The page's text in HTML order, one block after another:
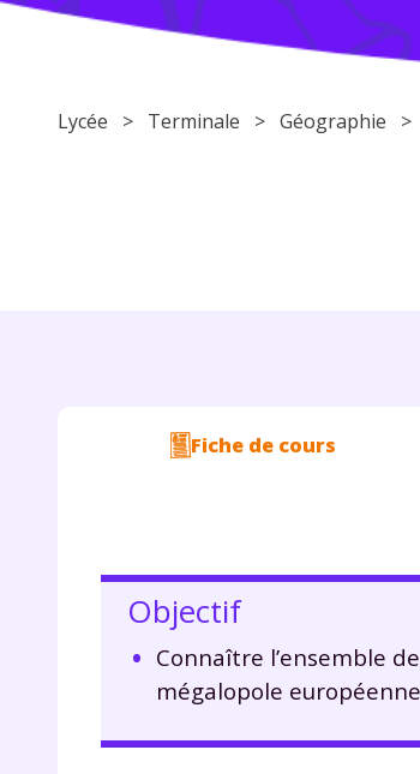
Lycée > Terminale > Géographie >
Fiche de cours
Objectif
Connaître l’ensemble
mégalopole